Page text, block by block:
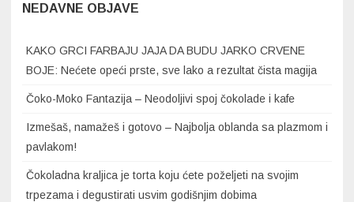
NEDAVNE OBJAVE
KAKO GRCI FARBAJU JAJA DA BUDU JARKO CRVENE
BOJE: Nećete opeći prste, sve lako a rezultat čista magija
Čoko-Moko Fantazija – Neodoljivi spoj čokolade i kafe
Izmešaš, namažeš i gotovo – Najbolja oblanda sa plazmom i
pavlakom!
Čokoladna kraljica je torta koju ćete poželjeti na svojim
trpezama i degustirati usvim godišnjim dobima